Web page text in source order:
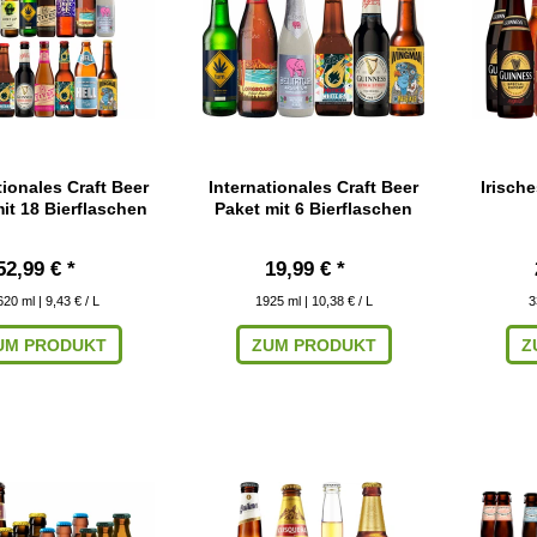
Craft Beer
18 Bierflaschen
€ *
ml | 9,43 € / L
PRODUKT
Internationales Craft Beer
Paket mit 6 Bierflaschen
19,99 € *
1925 ml | 10,38 € / L
ZUM PRODUKT